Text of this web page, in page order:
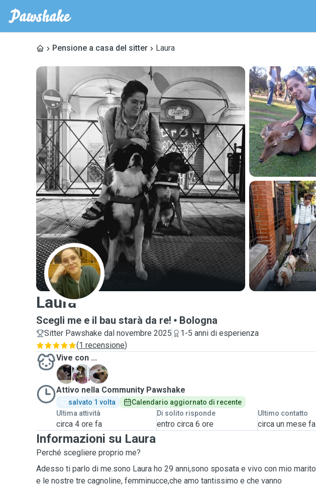
Pensione a casa del sitter Laura
L
Laura
Scegli me e il bau starà da re! Bologna
Sitter Pawshake dal novembre 2025
1-5 anni di esperienza
(1 recensione)
Vive con ...
A
A
B
Attivo nella Community Pawshake
salvato 1 volta
Calendario aggiornato di recente
Ultima attività
circa 4 ore fa
Di solito risponde
entro circa 6 ore
Ultimo contatto
circa un mese fa
Informazioni su Laura
Perché scegliere proprio me?
Adesso ti parlo di me.sono Laura ho 29 anni,sono sposata e vivo con mio marito
e le nostre tre cagnoline, femminucce,che amo tantissimo e che vanno